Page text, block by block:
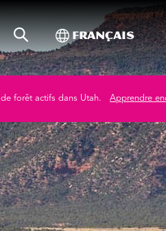
Recherche sur le site
Basculer vers
Français
forêt actifs dans Utah. Apprendre